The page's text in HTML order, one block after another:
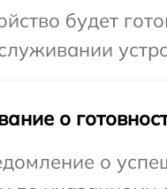
будет
о
о